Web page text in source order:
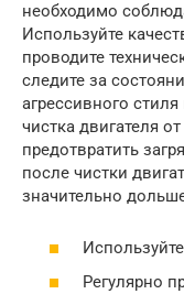
необходимо
Используйте
проводите
следите за
агрессивного
чистка двигателя
предотвратить
после чистки
значительно
Регулярно